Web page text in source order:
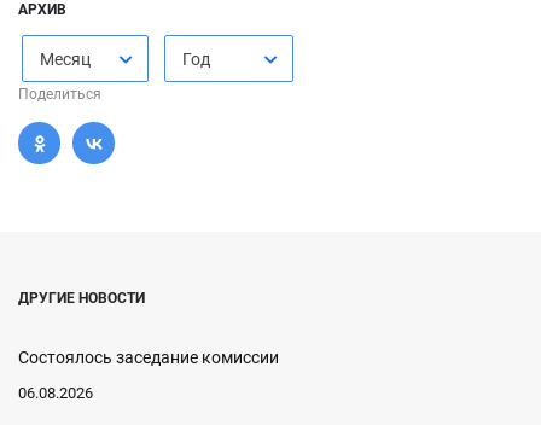
АРХИВ
Месяц Год
Поделиться
ДРУГИЕ НОВОСТИ
Состоялось заседание комиссии
06.08.2026